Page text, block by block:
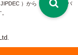
）から 、「 プライバ